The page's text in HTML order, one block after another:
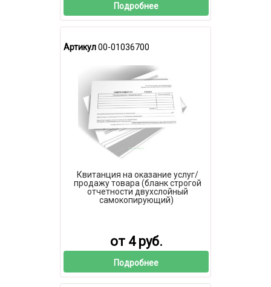
Подробнее
Артикул00-01036700
Квитанция на оказание услуг/
продажу товара (бланк строгой
отчетности двухслойный
самокопирующий)
от 4 руб.
Подробнее